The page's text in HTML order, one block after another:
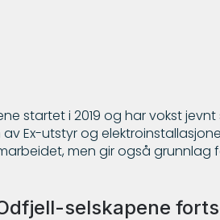
startet i 2019 og har vokst
Ex-utstyr og
men gir også grunnlag
selskapene